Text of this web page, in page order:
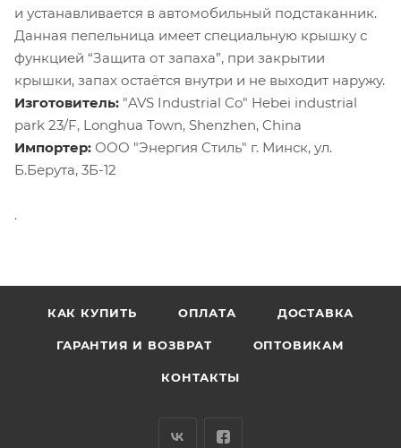
и устанавливается в автомобильный подстаканник.
Данная пепельница имеет специальную крышку с
функцией “Защита от запаха”, при закрытии
крышки, запах остаётся внутри и не выходит наружу.
Изготовитель: "AVS Industrial Co" Hebei industrial
park 23/F, Longhua Town, Shenzhen, China
Импортер: ООО "Энергия Стиль" г. Минск, ул.
Б.Берута, 3Б-12
.
КАК КУПИТЬ ОПЛАТА ДОСТАВКА
ГАРАНТИЯ И ВОЗВРАТ ОПТОВИКАМ
КОНТАКТЫ